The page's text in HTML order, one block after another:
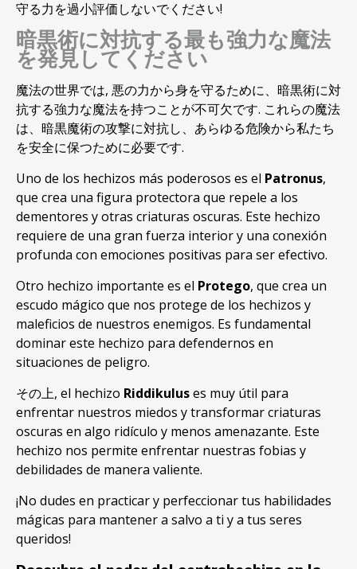
守る力を過小評価しないでください!
暗黒術に対抗する最も強力な魔法
を発見してください
魔法の世界では, 悪の力から身を守るために、暗黒術に対
抗する強力な魔法を持つことが不可欠です. これらの魔法
は、暗黒魔術の攻撃に対抗し、あらゆる危険から私たち
を安全に保つために必要です.
Uno de los hechizos más poderosos es el Patronus,
que crea una figura protectora que repele a los
dementores y otras criaturas oscuras. Este hechizo
requiere de una gran fuerza interior y una conexión
profunda con emociones positivas para ser efectivo.
Otro hechizo importante es el Protego, que crea un
escudo mágico que nos protege de los hechizos y
maleficios de nuestros enemigos. Es fundamental
dominar este hechizo para defendernos en
situaciones de peligro.
その上, el hechizo Riddikuluses muy útil para
enfrentar nuestros miedos y transformar criaturas
oscuras en algo ridículo y menos amenazante. Este
hechizo nos permite enfrentar nuestras fobias y
debilidades de manera valiente.
¡No dudes en practicar y perfeccionar tus habilidades
mágicas para mantener a salvo a ti y a tus seres
queridos!